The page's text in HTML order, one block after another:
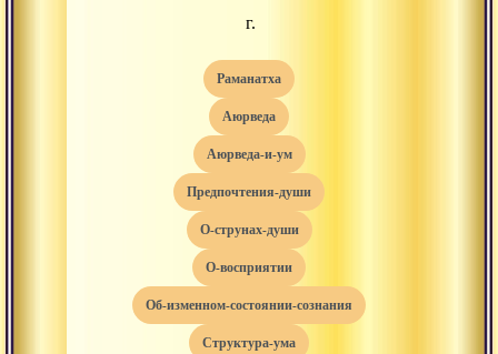
г.
раманатха
аюрведа
аюрведа-и-ум
предпочтения-души
о-струнах-души
о-восприятии
об-изменном-состоянии-сознания
структура-ума